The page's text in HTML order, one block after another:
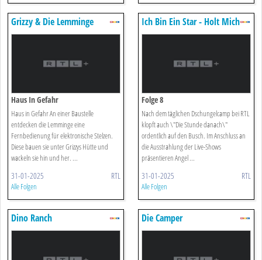
Grizzy & Die Lemminge
Haus In Gefahr
Haus in Gefahr An einer Baustelle
entdecken die Lemminge eine
Fernbedienung für elektronische Stelzen.
Diese bauen sie unter Grizzys Hütte und
wackeln sie hin und her. ...
31-01-2025 RTL
Alle Folgen
Ich Bin Ein Star - Holt Mich
Hier Raus! Die Stunde Danach
Folge 8
Nach dem täglichen Dschungelcamp bei RTL
klopft auch \"Die Stunde danach\"
ordentlich auf den Busch. Im Anschluss an
die Ausstrahlung der Live-Shows
präsentieren Angel ...
31-01-2025 RTL
Alle Folgen
Dino Ranch Die Camper